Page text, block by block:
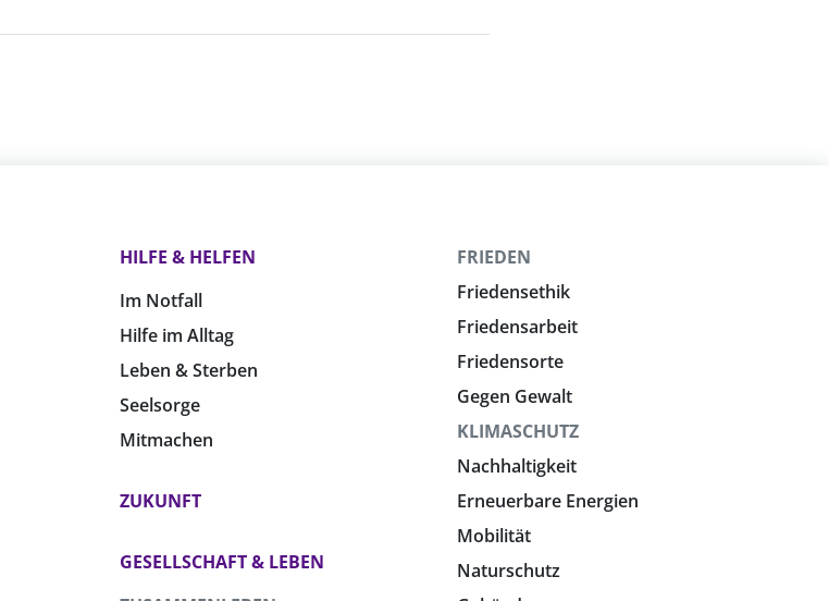
HILFE & HELFEN
Im Notfall
Hilfe im Alltag
Leben & Sterben
Seelsorge
Mitmachen
ZUKUNFT
GESELLSCHAFT & LEBEN
FRIEDEN
Friedensethik
Friedensarbeit
Friedensorte
Gegen Gewalt
KLIMASCHUTZ
Nachhaltigkeit
Erneuerbare Energien
Mobilität
Naturschutz